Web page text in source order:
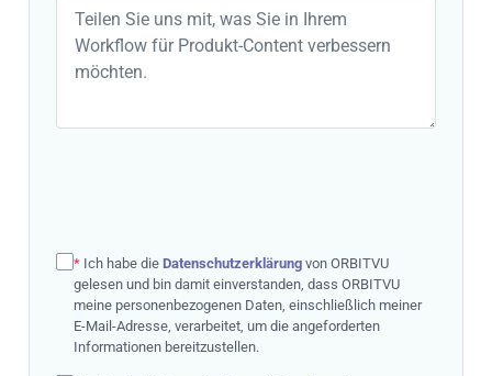
* Ich habe die Datenschutzerklärung von ORBITVU
gelesen und bin damit einverstanden, dass ORBITVU
meine personenbezogenen Daten, einschließlich meiner
E-Mail-Adresse, verarbeitet, um die angeforderten
Informationen bereitzustellen.